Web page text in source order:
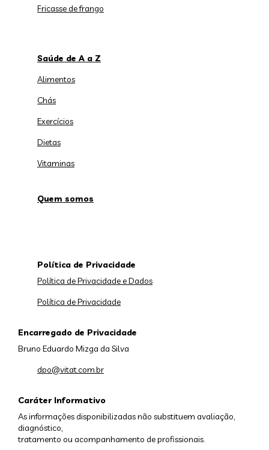
Fricasse de frango
Saúde de A a Z
Alimentos
Chás
Exercícios
Dietas
Vitaminas
Quem somos
Caráter Informativo
As informações disponibilizadas não substituem avaliação,
diagnóstico,
tratamento ou acompanhamento de profissionais.
Política de Privacidade
Política de Privacidade e Dados
Política de Privacidade
Encarregado de Privacidade
Bruno Eduardo Mizga da Silva
dpo@vitat.com.br